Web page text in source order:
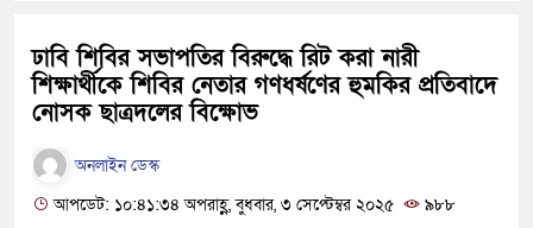
ঢাবি শিবির সভাপতির বিরুদ্ধে রিট করা নারী
শিক্ষার্থীকে শিবির নেতার গণধর্ষণের হুমকির প্রতিবাদে
নোসক ছাত্রদলের বিক্ষোভ
অনলাইন ডেস্ক
আপডেট: ১০:৪১:৩৪ অপরাহ্ণ, বুধবার, ৩ সেপ্টেম্বর ২০২৫
৯৮৮